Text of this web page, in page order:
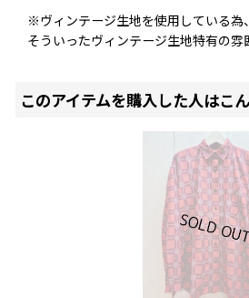
※ヴィンテージ生地を使用している為
そういったヴィンテージ生地特有の
このアイテムを購入した人はこ